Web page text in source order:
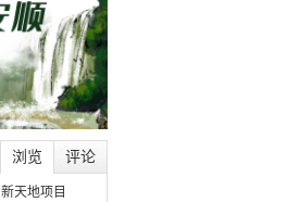
浏览 评论
天地项目